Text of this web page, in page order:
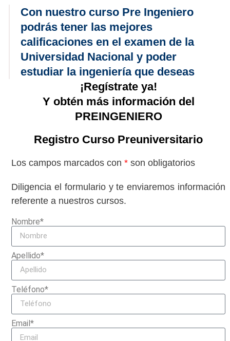
Con nuestro curso Pre Ingeniero
podrás tener las mejores
calificaciones en el examen de la
Universidad Nacional y poder
estudiar la ingeniería que deseas
¡Regístrate ya!
Y obtén más información del
PREINGENIERO
Registro Curso Preuniversitario
Los campos marcados con* son obligatorios
Diligencia el formulario y te enviaremos información
referente a nuestros cursos.
Nombre*
Apellido*
Teléfono*
Email*